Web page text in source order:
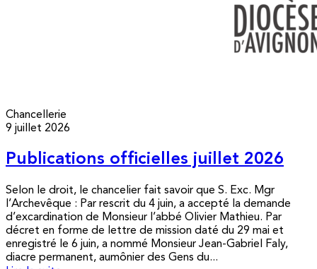
Chancellerie
9 juillet 2026
Publications officielles juillet 2026
Selon le droit, le chancelier fait savoir que S. Exc. Mgr
l’Archevêque : Par rescrit du 4 juin, a accepté la demande
d’excardination de Monsieur l’abbé Olivier Mathieu. Par
décret en forme de lettre de mission daté du 29 mai et
enregistré le 6 juin, a nommé Monsieur Jean-Gabriel Faly,
diacre permanent, aumônier des Gens du...